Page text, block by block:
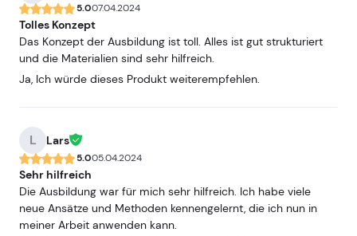
5.007.04.2024
Tolles Konzept
Das Konzept der Ausbildung ist toll. Alles ist gut strukturiert
und die Materialien sind sehr hilfreich.
Ja, Ich würde dieses Produkt weiterempfehlen.
L Lars
5.005.04.2024
Sehr hilfreich
Die Ausbildung war für mich sehr hilfreich. Ich habe viele
neue Ansätze und Methoden kennengelernt, die ich nun in
meiner Arbeit anwenden kann.